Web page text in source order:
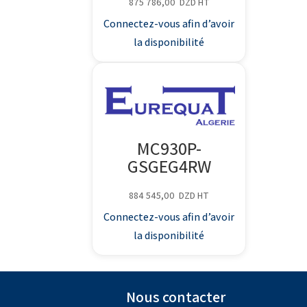
Connectez-vous afin d’avoir
la disponibilité
MC930P-
GSGEG4RW
884 545,00 DZD HT
Connectez-vous afin d’avoir
la disponibilité
Nous contacter